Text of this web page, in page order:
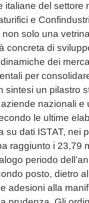
del settore
e
solo una
concreta di
dei
per
sintesi un pilastro
nazionali
le ultime
dati ISTAT, nei
raggiunto i 23,79
periodo
posto, dietro
adesioni alla